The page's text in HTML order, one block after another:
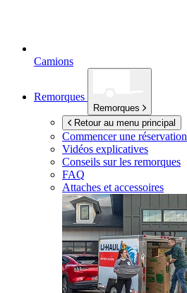
Camions
Remorques
Remorques
Retour au menu principal
Commencer une réservation
Vidéos explicatives
Conseils sur les remorques
FAQ
Attaches et accessoires